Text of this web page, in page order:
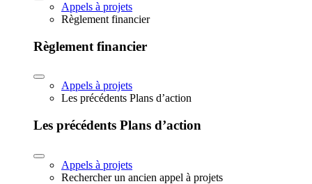
Appels à projets
Règlement financier
Règlement financier
Appels à projets
Les précédents Plans d’action
Les précédents Plans d’action
Appels à projets
Rechercher un ancien appel à projets